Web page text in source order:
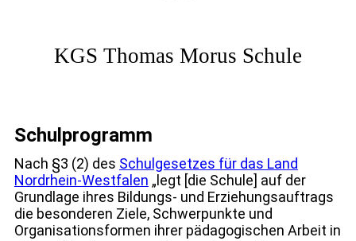
KGS Thomas Morus Schule
Schulprogramm
Nach §3 (2) des Schulgesetzes für das Land
Nordrhein-Westfalen „legt [die Schule] auf der
Grundlage ihres Bildungs- und Erziehungsauftrags
die besonderen Ziele, Schwerpunkte und
Organisationsformen ihrer pädagogischen Arbeit in